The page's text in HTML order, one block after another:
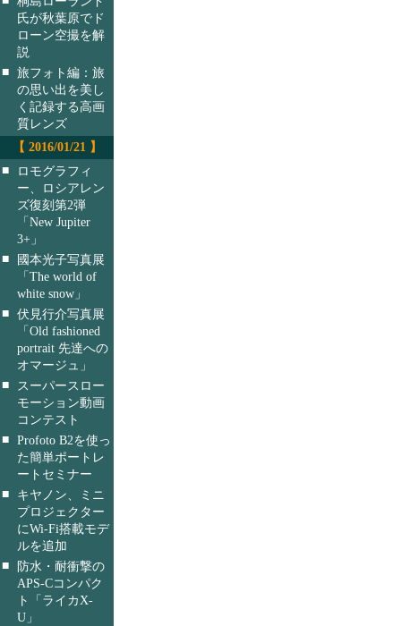
氏が秋葉原でド
ローン空撮を解
説
■ 旅フォト編：旅
の思い出を美し
く記録する高画
質レンズ
【 2016/01/21 】
■
ロモグラフィ
ー、ロシアレン
ズ復刻第2弾
「New Jupiter
3+」
■
國本光子写真展
「The world of
white snow」
■ 伏見行介写真展
「Old fashioned
portrait 先達への
オマージュ」
■
スーパースロー
モーション動画
コンテスト
■ Profoto B2を使っ
た簡単ポートレ
ートセミナー
■
キヤノン、ミニ
プロジェクター
にWi-Fi搭載モデ
ルを追加
■
防水・耐衝撃の
APS-Cコンパク
ト「ライカX-
U」